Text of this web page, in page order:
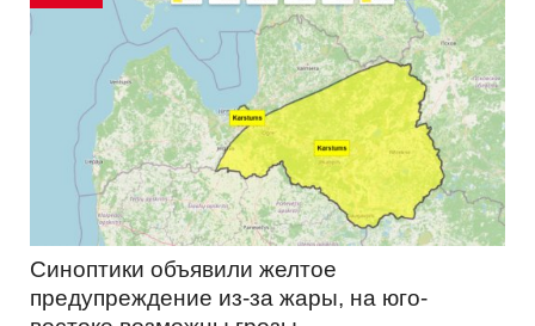
Синоптики объявили желтое
предупреждение из-за жары, на юго-